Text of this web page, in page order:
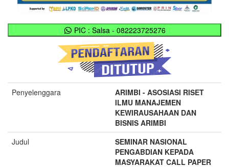
PIC : Salsa - 082223725276
Penyelenggara
ARIMBI - ASOSIASI RISET
ILMU MANAJEMEN
KEWIRAUSAHAAN DAN
BISNIS ARIMBI
Judul
SEMINAR NASIONAL
PENGABDIAN KEPADA
MASYARAKAT CALL PAPER